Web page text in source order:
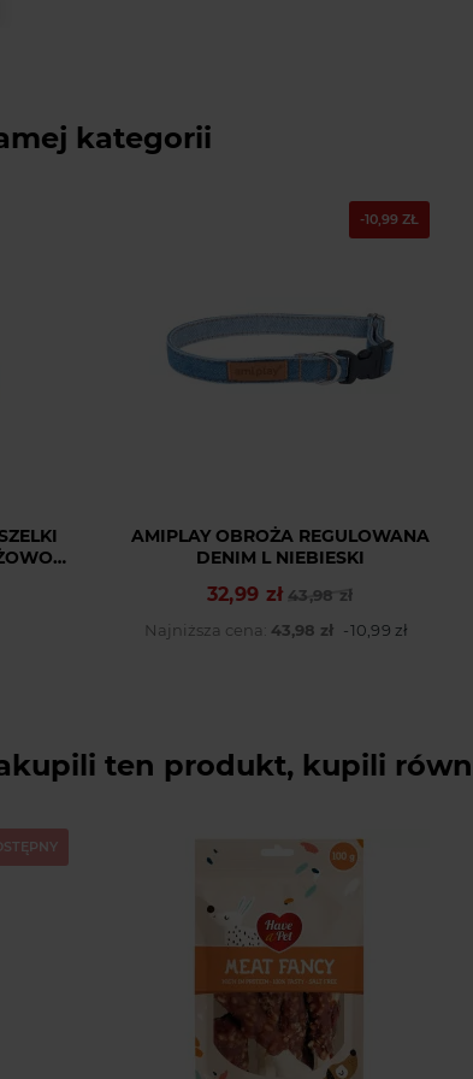
kategorii
-10,99 ZŁ
AMIPLAY OBROŻA REGULOWANA
DENIM L NIEBIESKI
Cena podstawowa
43,98 zł
Cena
32,99 zł
Najniższa cena: 43,98 zł -10,99 zł
ten produkt, kupili